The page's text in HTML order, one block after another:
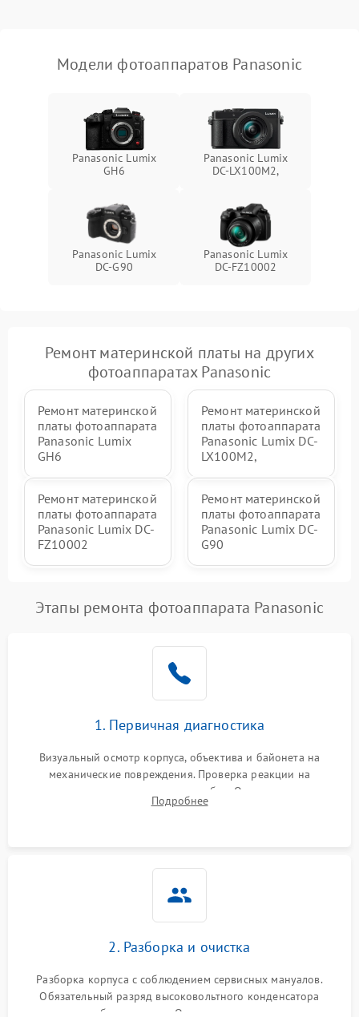
Модели фотоаппаратов Panasonic
Panasonic Lumix
GH6
Panasonic Lumix
DC-LX100M2,
Panasonic Lumix
DC-G90
Panasonic Lumix
DC-FZ10002
Ремонт материнской платы на других
фотоаппаратах Panasonic
Ремонт материнской
платы фотоаппарата
Panasonic Lumix
GH6
Ремонт материнской
платы фотоаппарата
Panasonic Lumix DC-
LX100M2,
Ремонт материнской
платы фотоаппарата
Panasonic Lumix DC-
FZ10002
Ремонт материнской
платы фотоаппарата
Panasonic Lumix DC-
G90
Этапы ремонта фотоаппарата Panasonic
1. Первичная диагностика
Визуальный осмотр корпуса, объектива и байонета на
механические повреждения. Проверка реакции на
включение, считывание кодов ошибок. Оценка состояния
матрицы и затвора, проверка работы автофокуса и вспышки.
Подробнее
2. Разборка и очистка
Разборка корпуса с соблюдением сервисных мануалов.
Обязательный разряд высоковольтного конденсатора
вспышки для безопасности. Очистка внутренних узлов от